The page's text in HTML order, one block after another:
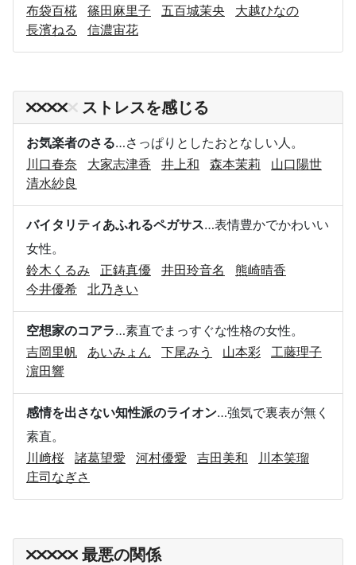
布袋百椛
篠田麻里子 五百城茉央
大越ひなの
長濱ねる
信濃宙花
ストレスを感じる
お気楽者のさる…さっぱりとしたおとなしい人。
川口春奈
大家志津香 井上和 森本茉莉
山口陽世
清水紗良
バイタリティあふれるペガサス…表情豊かでかわいい
女性。
鈴木くるみ
正鋳真優 井田玲音名
熊崎晴香
今井優希
北乃きい
空想家のコアラ…素直でまっすぐな性格の女性。
吉岡里帆
あいみょん 下尾みう 山本彩
工藤理子
濵田響
感情を出さない知性派のライオン…強気で裏表が無く
素直。
川﨑桜
諸葛望愛 河村優愛 吉田美和
川本笑瑠
庄司なぎさ
最悪の関係